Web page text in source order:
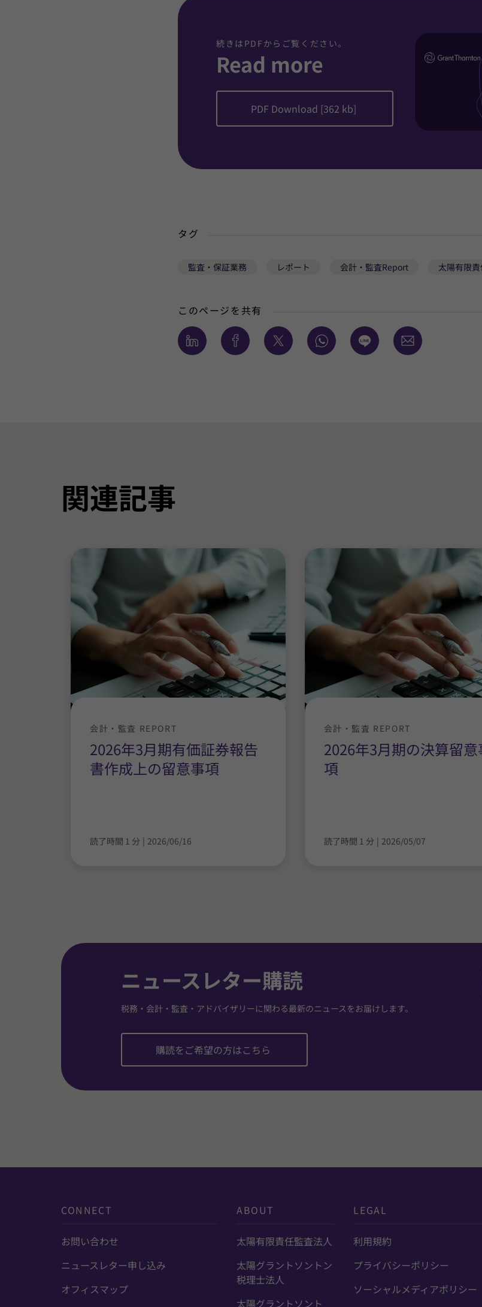
続きはPDFからご覧ください。
Read more
PDF Download [362 kb]
タグ
監査・保証業務 レポート 会計・監査Report 太陽有限
このページを共有
関連記事
2026年3月期有価証券報告
書作成上の留意事項
会計・監査 REPORT
読了時間 1 分 | 2026/06/16
2026年3月期の決算留意
項
会計・監査 REPORT
読了時間 1 分 | 2026/05/07
ニュースレター購読
税務・会計・監査・アドバイザリーに関わる最新のニュースをお届けします。
購読をご希望の方はこちら
CONNECT
お問い合わせ
ニュースレター申し込み
オフィスマップ
ABOUT
太陽有限責任監査法人
太陽グラントソントン
税理士法人
太陽グラントソント
LEGAL
利用規約
プライバシーポリシー
ソーシャルメディアポリシー